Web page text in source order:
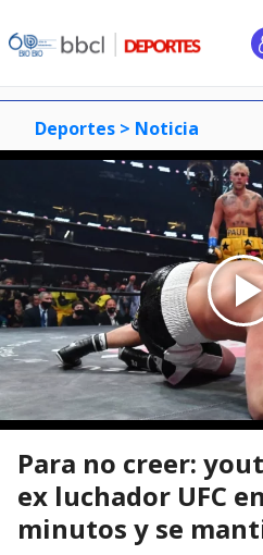
Deportes > Noticia
Para no creer:
ex luchador UFC
minutos y se